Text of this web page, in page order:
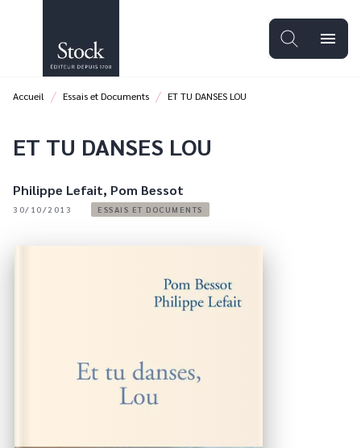
PIED DE PAGE
menu
Accueil / Essais et Documents / ET TU DANSES LOU
ET TU DANSES LOU
Philippe Lefait, Pom Bessot
30/10/2013 ESSAIS ET DOCUMENTS